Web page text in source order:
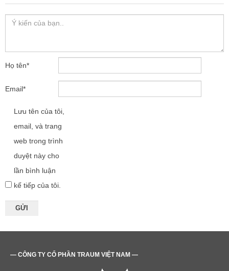
Họ tên*
Email*
Lưu tên của tôi,
email, và trang
web trong trình
duyệt này cho
lần bình luận
kế tiếp của tôi.
— CÔNG TY CỔ PHẦN TRAUM VIỆT NAM —